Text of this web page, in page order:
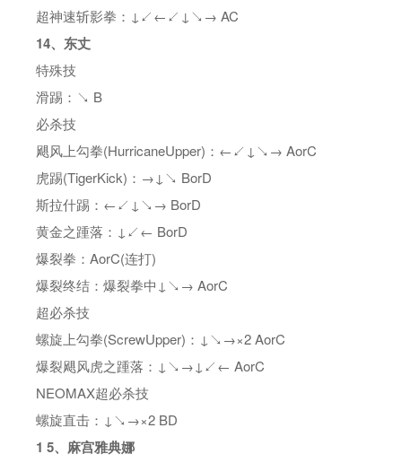
超神速斩影拳：↓↙←↙↓↘→ AC
14、东丈
特殊技
滑踢：↘ B
必杀技
飓风上勾拳(HurricaneUpper)：←↙↓↘→ AorC
虎踢(TigerKick)：→↓↘ BorD
斯拉什踢：←↙↓↘→ BorD
黄金之踵落：↓↙← BorD
爆裂拳：AorC(连打)
爆裂终结：爆裂拳中↓↘→ AorC
超必杀技
螺旋上勾拳(ScrewUpper)：↓↘→×2 AorC
爆裂飓风虎之踵落：↓↘→↓↙← AorC
NEOMAX超必杀技
螺旋直击：↓↘→×2 BD
1 5、麻宫雅典娜